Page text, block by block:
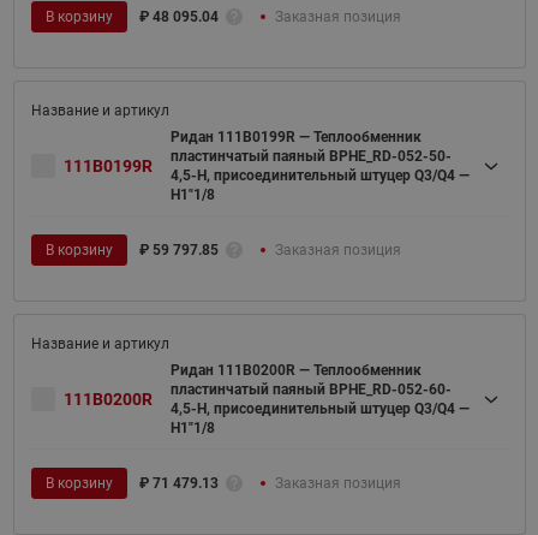
В корзину ₽ 48 095.04 Заказная позиция
111B0199R
Ридан 111B0199R — Теплообменник
пластинчатый паяный BPHE_RD-052-50-
4,5-H, присоединительный штуцер Q3/Q4 —
H1"1/8
В корзину ₽ 59 797.85 Заказная позиция
111B0200R
Ридан 111B0200R — Теплообменник
пластинчатый паяный BPHE_RD-052-60-
4,5-H, присоединительный штуцер Q3/Q4 —
H1"1/8
В корзину ₽ 71 479.13 Заказная позиция